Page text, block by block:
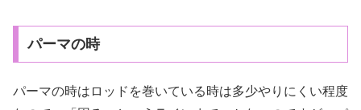
パーマの時
パーマの時はロッドを巻いている時は多少やりにくい程度